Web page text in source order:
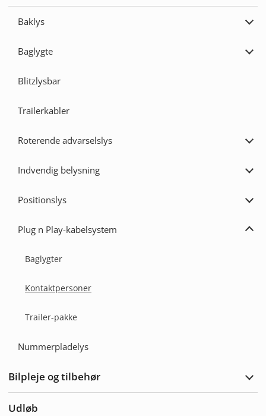
Baklys
Baglygte
Blitzlysbar
Trailerkabler
Roterende advarselslys
Indvendig belysning
Positionslys
Plug n Play-kabelsystem
Baglygter
Kontaktpersoner
Trailer-pakke
Nummerpladelys
Bilpleje og tilbehør
Udløb